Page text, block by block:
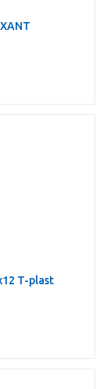
дуб 20х10 REXANT
T-plast